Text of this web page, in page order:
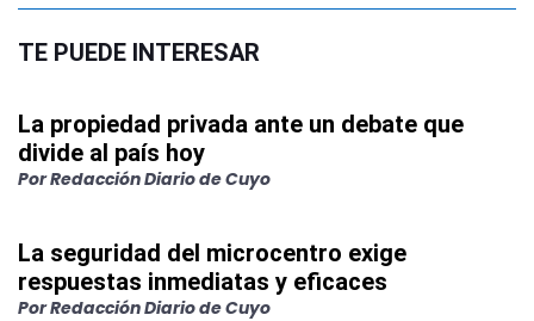
TE PUEDE INTERESAR
La propiedad privada ante un debate que
divide al país hoy
PorRedacción Diario de Cuyo
La seguridad del microcentro exige
respuestas inmediatas y eficaces
PorRedacción Diario de Cuyo